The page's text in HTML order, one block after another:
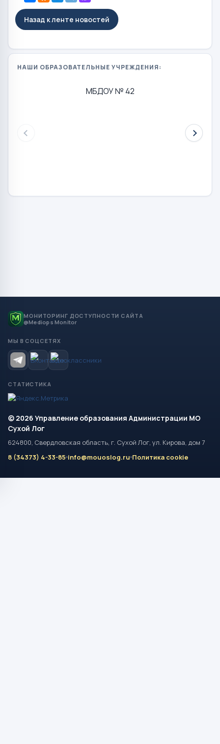
Назад к ленте новостей
НАШИ ОБРАЗОВАТЕЛЬНЫЕ УЧРЕЖДЕНИЯ:
МБДОУ № 42
МОНИТОРИНГ ДОСТУПНОСТИ САЙТА
@Mediops Monitor
МЫ В СОЦСЕТЯХ
СТАТИСТИКА
© 2026 Управление образования Администрации МО
Сухой Лог
624800, Свердловская область, г. Сухой Лог, ул. Кирова, дом 7
8 (34373) 4-33-85 info@mouoslog.ru Политика cookie